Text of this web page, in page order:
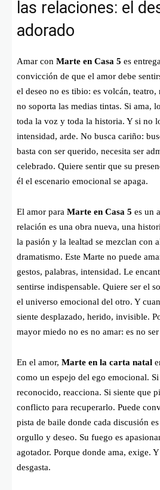
las relaciones: el
adorado
Amar con Marte en Casa 5 es
convicción de que el amor debe
el deseo no es tibio: es volcán, teatro,
no soporta las medias tintas. Si ama,
toda la voz y toda la historia. Y si no
intensidad, arde. No busca cariño:
basta con ser querido, necesita ser
celebrado. Quiere sentir que su
él el escenario emocional se apaga.
El amor para Marte en Casa 5 es un
relación es una obra nueva, una
la pasión y la lealtad se mezclan con
dramatismo. Este Marte no puede
gestos, palabras, intensidad. Le
sentirse indispensable. Quiere ser el
el universo emocional del otro. Y
siente desplazado, herido, invisible.
mayor miedo no es no amar: es no
En el amor, Marte en la carta natal
como un espejo del ego emocional. Si
reconocido, reacciona. Si siente que
conflicto para recuperarlo. Puede
pista de baile donde cada discusión
orgullo y deseo. Su fuego es
agotador. Porque donde ama, exige.
desgasta.